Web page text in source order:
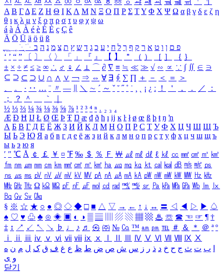
Α Β ΓΔ Ε Ζ Η Θ Ι ΚΛ Μ Ν Ξ Ο Π Ρ Σ ΤΥ Φ Χ Ψ Ω α β γ δ ε ζ η
θ ι κ λ μ ν ξ ο π ρ σ τ υ φ χ ψ ω
á à Á À é è É È ç Ç ê
Ä Ö Ü ä ö ü ß
ִֶֹ ֻּ ׁׂ פ ם ן ו ט א ר ק ף ך ל ח י ע כ ג ד ש ץ ת צ מ נ ה ב
‘ ’ “ ” 〔 〕 〈 〉 「 」 『 』 【 】 ＂ （ ） ［ ］ ｛ ｝
± × ÷ ≠ ≤ ≥ ∞ ∴ ♂ ♀ ∠ ⊥ ⌒ ∂ ∇ ≡ ≒ ≪ ≫ √ ∽ ∝ ∵ ∫ ∬ ∈ ∋
⊆ ⊇ ⊂ ⊃ ∪ ∩ ∧ ∨ ￢ ⇒ ⇔ ∀ ∃ ∮ ∑ ∏ ＋ － ＜ ＝
＞
、
。 · ‥ … ¨ 〃 ― ＼ ∼ ´ ～ ˇ ˘ ˝ ˚ ˙ ¸ ¡ ¿ ː ！ ＇ ， ． ／
：
；
？ ＾ ｀
½ ⅓ ⅔ ¼ ¾ ⅛ ⅜ ⅝ ⅞ ¹ ² ³ ⁴ ⁿ ₁ ₂ ₃ ₄
Æ Ð Ħ Ĳ Ł Ø Œ Þ Ŧ Ŋ æ đ ð ħ ı ĳ ĸ ŀ ł ø œ ß þ ŧ ŋ ŉ
А Б В Г Д Е Ё Ж З И Й К Л М Н О П Р С Т У Ф Х Ц Ч Ш Щ Ъ
Ы Ь Э Ю Я а б в г д е ё ж з и й к л м н о п р с т у ф х ц ч ш щ ъ
ы ь э ю я
′ ″ ℃ Å ￠ ￡ ￥ ¤ ℉ ‰ ＄ ％ Ｆ ￦ ㎕ ㎖ ㎗ ℓ ㎘ ㏄ ㎣ ㎤ ㎥ ㎦
㎙ ㎚ ㎛ ㎜ ㎝ ㎞ ㎟ ㎠ ㎡ ㎢ ㏊ ㎍ ㎎ ㎏ ㏏ ㎈ ㎉ ㏈ ㎧ ㎨ ㎰
㎱ ㎲ ㎳ ㎴ ㎵ ㎶ ㎷ ㎸ ㎹ ㎀ ㎁ ㎂ ㎃ ㎄ ㎺ ㎻ ㎽ ㎾ ㎿ ㎐ ㎑
㎒ ㎓ ㎔ Ω ㏀ ㏁ ㎊ ㎋ ㎌ ㏖ ㏅ ㎭ ㎮ ㎯ ㏛ ㎩ ㎪ ㎫ ㎬ ㏝ ㏐
㏓
㏃ ㏉ ㏜ ㏆
§ ※ ☆ ★ ○ ● ◎ ◇ ◆ □ ■ △ ▽ → ← ↑ ↓ ↔ 〓 ◁ ◀ ▷ ▶ ♤
♠ ♡ ♥ ♧ ♣ ⊙ ◈ ▣ ◐ ◑ ▒ ▤ ▨ ▧ ▦ ▩ ♨ ☏ ☎ ☜ ☞ ¶ †
‡ ↕ ↗ ↙ ↖ ↘ ♭ ♩ ♪ ♬ ㉿ ㈜ № ㏇ ™ ㏂ ㏘ ℡ ＃ ＆ ＊ ＠ ª º
ⅰ
ⅱ ⅲ ⅳ ⅴ ⅵ ⅶ ⅷ ⅸ ⅹ Ⅳ Ⅴ Ⅵ Ⅶ Ⅷ Ⅸ Ⅹ
ب ت ث ج ح خ د ذ ر ز س ش ص ض ط ظ ع غ ف ق ک ل م ن ه
و ی
닫기